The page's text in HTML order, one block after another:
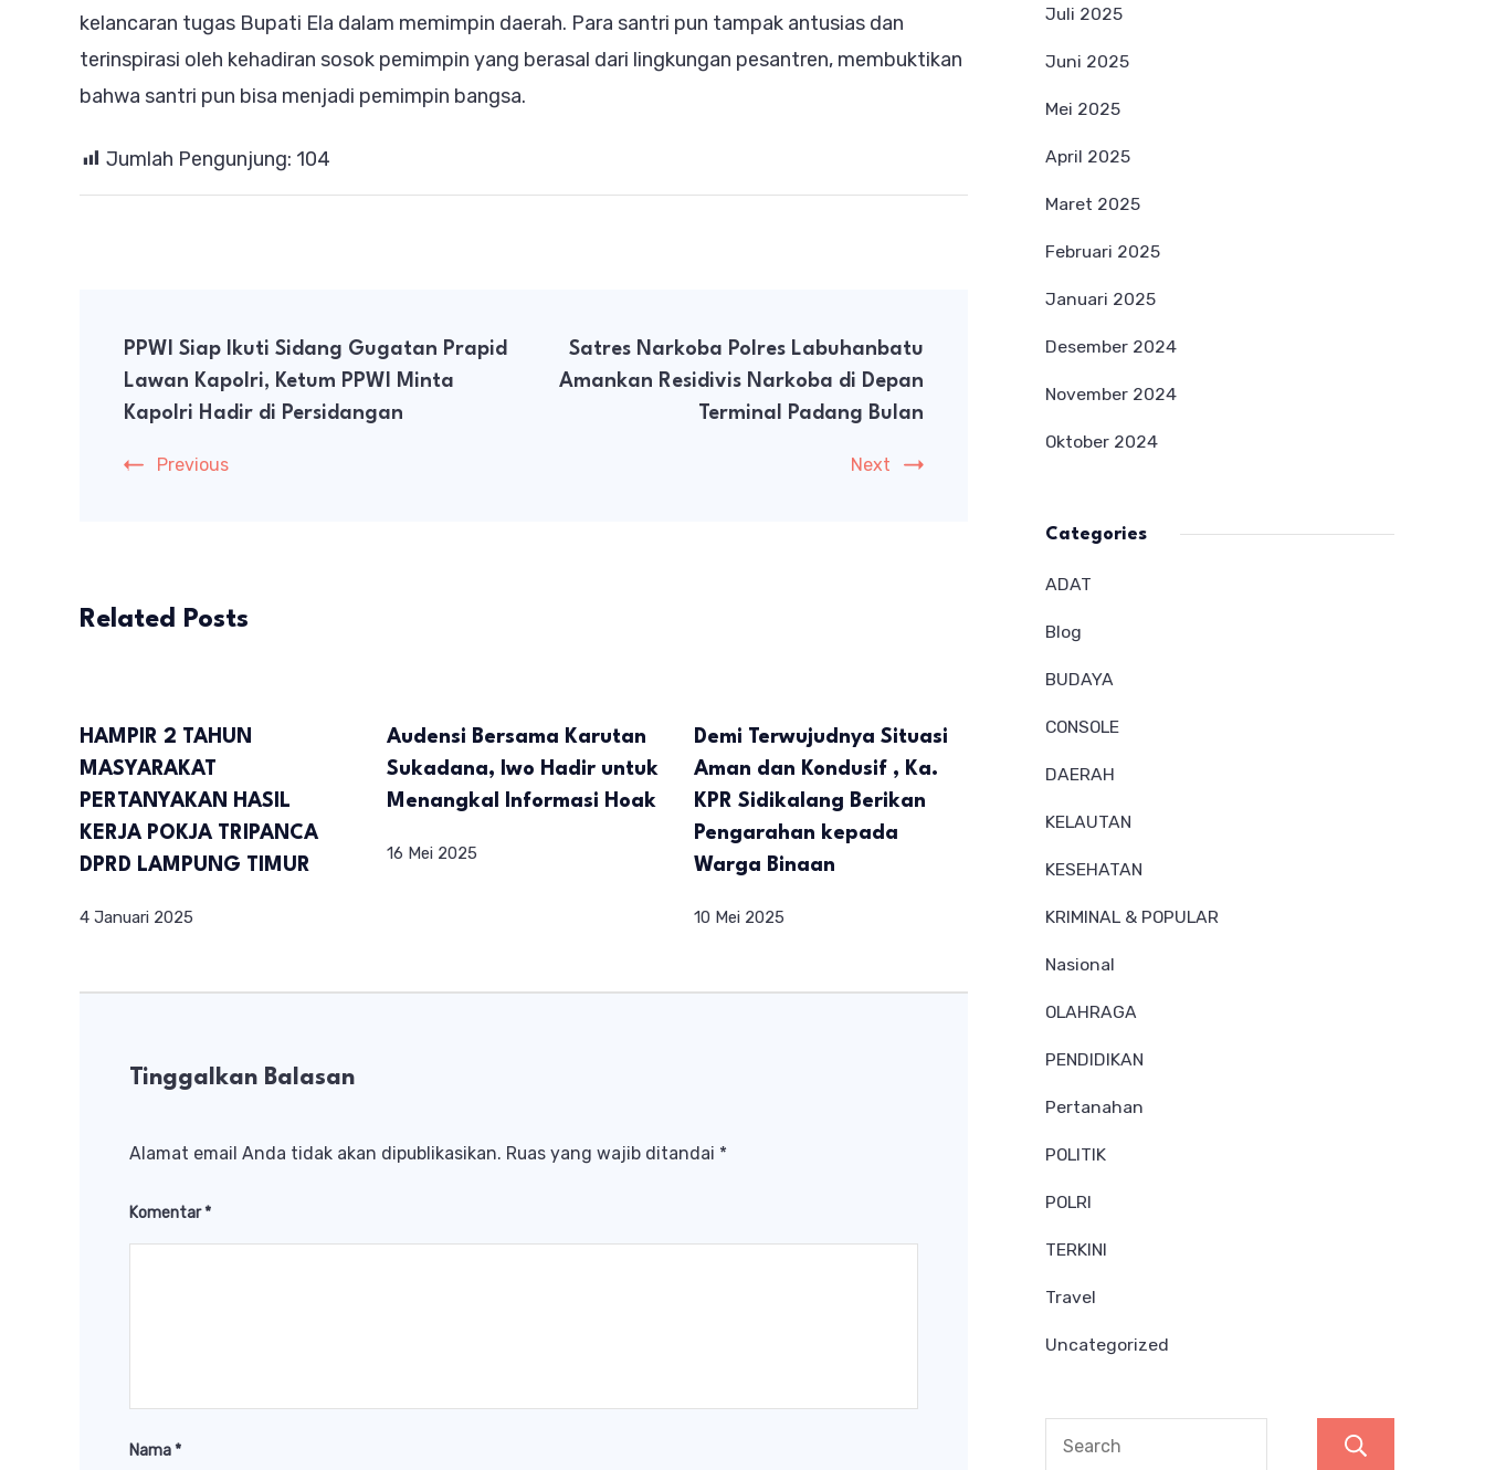
kelancaran tugas Bupati Ela dalam memimpin daerah. Para santri pun tampak antusias dan
terinspirasi oleh kehadiran sosok pemimpin yang berasal dari lingkungan pesantren, membuktikan
bahwa santri pun bisa menjadi pemimpin bangsa.
Jumlah Pengunjung: 104
Navigation
PPWI Siap Ikuti Sidang Gugatan Prapid
Lawan Kapolri, Ketum PPWI Minta
Kapolri Hadir di Persidangan
Previous
Satres Narkoba Polres Labuhanbatu
Amankan Residivis Narkoba di Depan
Terminal Padang Bulan
Next
Related Posts
HAMPIR 2 TAHUN
MASYARAKAT
PERTANYAKAN HASIL
KERJA POKJA TRIPANCA
DPRD LAMPUNG TIMUR
4 Januari 2025
Audensi Bersama Karutan
Sukadana, Iwo Hadir untuk
Menangkal Informasi Hoak
16 Mei 2025
Demi Terwujudnya Situasi
Aman dan Kondusif , Ka.
KPR Sidikalang Berikan
Pengarahan kepada
Warga Binaan
10 Mei 2025
Tinggalkan Balasan
Alamat email Anda tidak akan dipublikasikan. Ruas yang wajib ditandai *
Komentar*
Nama*
Juli 2025
Juni 2025
Mei 2025
April 2025
Maret 2025
Februari 2025
Januari 2025
Desember 2024
November 2024
Oktober 2024
Categories
ADAT
Blog
BUDAYA
CONSOLE
DAERAH
KELAUTAN
KESEHATAN
KRIMINAL & POPULAR
Nasional
OLAHRAGA
PENDIDIKAN
Pertanahan
POLITIK
POLRI
TERKINI
Travel
Uncategorized